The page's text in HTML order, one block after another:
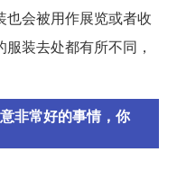
会被用作展览或者收
装去处都有所不同，
非常好的事情，你